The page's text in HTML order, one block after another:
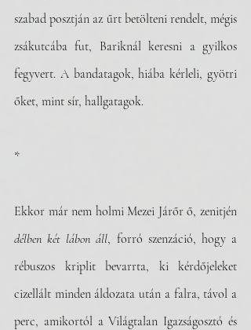
szabad posztján az űrt betölteni rendelt, mégis
zsákutcába fut, Bariknál keresni a gyilkos
fegyvert. A bandatagok, hiába kérleli, gyötri
őket, mint sír, hallgatagok.
*
délben két lábon áll, forró szenzáció, hogy a
rébuszos kriplit bevarrta, ki kérdőjeleket
cizellált minden áldozata után a falra, távol a
perc, amikortól a Világtalan Igazságosztó és